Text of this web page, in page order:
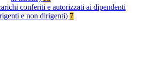
conferiti e autorizzati ai dipendenti
e non dirigenti) 7